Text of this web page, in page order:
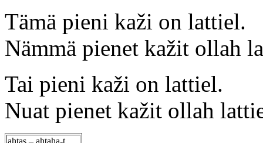
Tämä pieni kaži on lattiel.
Nämmä pienet kažit ollah
Tai pieni kaži on lattiel.
Nuat pienet kažit ollah
ahtas – ahtaha-t